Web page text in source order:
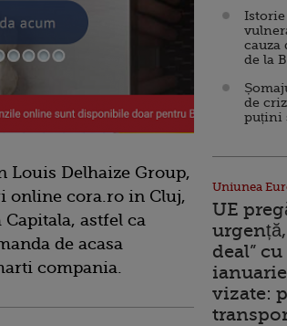
Louis Delhaize Group,
online cora.ro in Cluj,
astfel ca
de acasa
compania.
Istorie
de la
de
puțini
Uniunea
UE
deal”
vizate: